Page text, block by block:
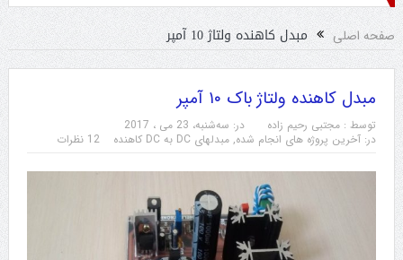
صفحه اصلی مبدل کاهنده ولتاژ 10 آمپر
مبدل کاهنده ولتاژ باک ۱۰ آمپر
توسط : مجتبی رحیم زاده در: سه‌شنبه، 23 می ، 2017
در: آخرین پروژه های انجام شده, مبدلهای DC به DC کاهنده 12 نظرات